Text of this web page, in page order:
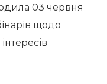
03 червня
щодо